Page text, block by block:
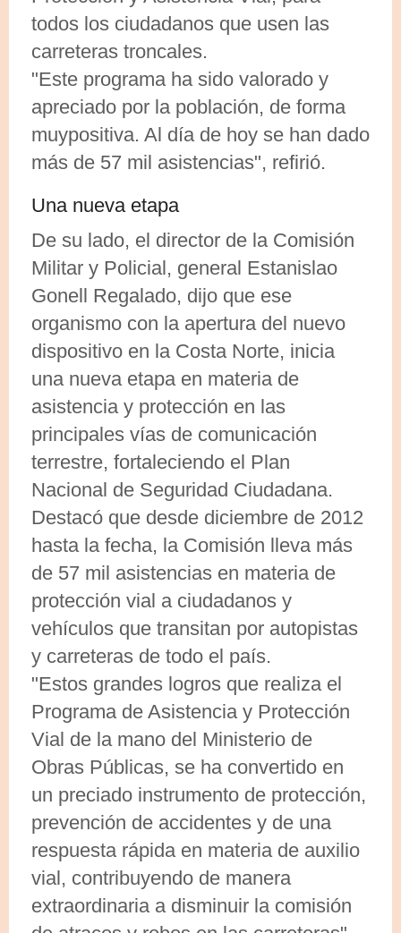
todos los ciudadanos que usen las
carreteras troncales.
"Este programa ha sido valorado y
apreciado por la población, de forma
muypositiva. Al día de hoy se han dado
más de 57 mil asistencias", refirió.
Una nueva etapa
De su lado, el director de la Comisión
Militar y Policial, general Estanislao
Gonell Regalado, dijo que ese
organismo con la apertura del nuevo
dispositivo en la Costa Norte, inicia
una nueva etapa en materia de
asistencia y protección en las
principales vías de comunicación
terrestre, fortaleciendo el Plan
Nacional de Seguridad Ciudadana.
Destacó que desde diciembre de 2012
hasta la fecha, la Comisión lleva más
de 57 mil asistencias en materia de
protección vial a ciudadanos y
vehículos que transitan por autopistas
y carreteras de todo el país.
"Estos grandes logros que realiza el
Programa de Asistencia y Protección
Vial de la mano del Ministerio de
Obras Públicas, se ha convertido en
un preciado instrumento de protección,
prevención de accidentes y de una
respuesta rápida en materia de auxilio
vial, contribuyendo de manera
extraordinaria a disminuir la comisión